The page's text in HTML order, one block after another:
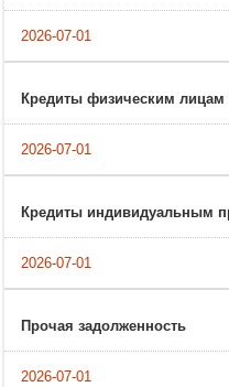
Кредиты физическим
Кредиты индивидуальным
Прочая задолженность